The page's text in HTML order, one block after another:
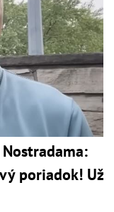
poriadok! Už